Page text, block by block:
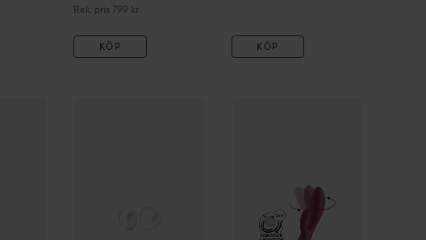
Rek. pris 799 kr
Rekommenderat pris 799 kr
KÖP KÖP